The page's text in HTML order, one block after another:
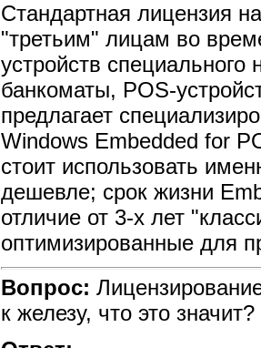
Стандартная лицензия
"третьим" лицам во
устройств специального
банкоматы, POS-
предлагает
Windows Embedded for
стоит использовать
дешевле; срок жизни
отличие от 3-х лет
оптимизированные для
Вопрос:
к железу, что это значит?